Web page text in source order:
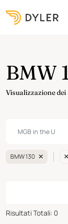
BMW
Visualizzazione
BMW 130
Risultati Totali: 0